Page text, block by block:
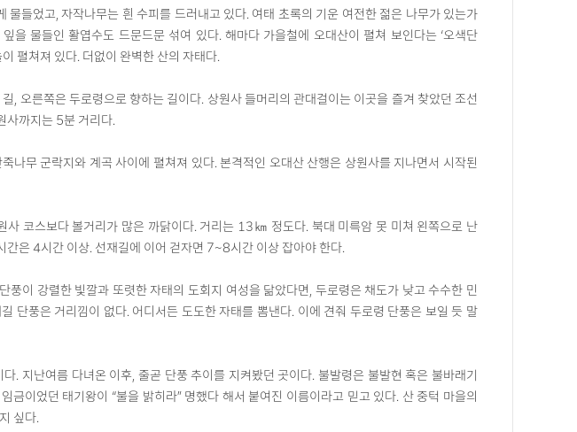
들었고, 자작나무는 흰 수피를 드러내고 있다. 여태 초록의 기운 여전한 젊은 나무가 있는가
을 물들인 활엽수도 드문드문 섞여 있다. 해마다 가을철에 오대산이 펼쳐 보인다는 ‘오색단
펼쳐져 있다. 더없이 완벽한 산의 자태다.
, 오른쪽은 두로령으로 향하는 길이다. 상원사 들머리의 관대걸이는 이곳을 즐겨 찾았던 조선
사까지는 5분 거리다.
나무 군락지와 계곡 사이에 펼쳐져 있다. 본격적인 오대산 산행은 상원사를 지나면서 시작된
코스보다 볼거리가 많은 까닭이다. 거리는 13㎞ 정도다. 북대 미륵암 못 미쳐 왼쪽으로 난
은 4시간 이상. 선재길에 이어 걷자면 7~8시간 이상 잡아야 한다.
이 강렬한 빛깔과 또렷한 자태의 도회지 여성을 닮았다면, 두로령은 채도가 낮고 수수한 민
단풍은 거리낌이 없다. 어디서든 도도한 자태를 뽐낸다. 이에 견줘 두로령 단풍은 보일 듯 말
. 지난여름 다녀온 이후, 줄곧 단풍 추이를 지켜봤던 곳이다. 불발령은 불발현 혹은 불바래기
이었던 태기왕이 “불을 밝히라” 명했다 해서 붙여진 이름이라고 믿고 있다. 산 중턱 마을의
싶다.